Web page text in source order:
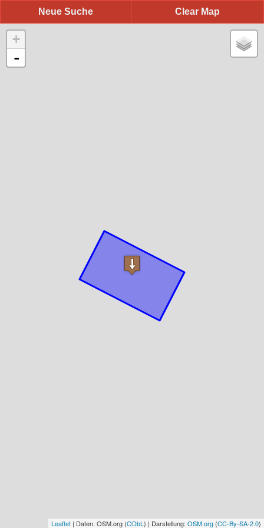
Clear Map
Neue Suche
+
-
Leaflet | Daten: OSM.org (ODbL ) | Darstellung: OSM.org (CC-By-SA-2.0)